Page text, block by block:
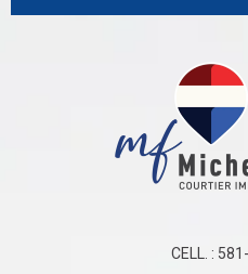
CELL. :